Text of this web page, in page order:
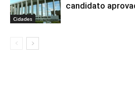
Cidades
candidato